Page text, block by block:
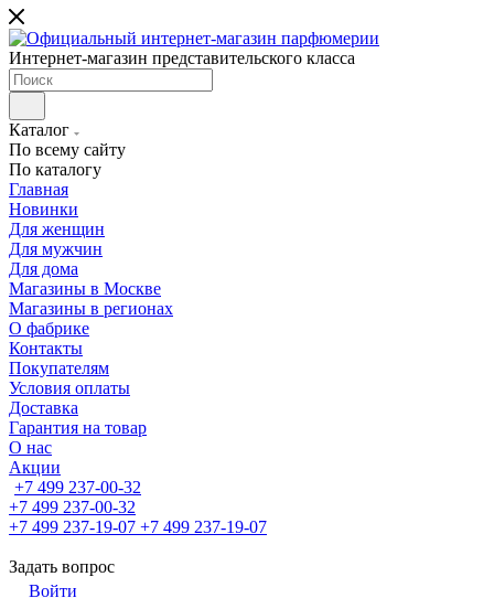
Интернет-магазин представительского класса
Каталог
По всему сайту
По каталогу
Главная
Новинки
Для женщин
Для мужчин
Для дома
Магазины в Москве
Магазины в регионах
О фабрике
Контакты
Покупателям
Условия оплаты
Доставка
Гарантия на товар
О нас
Акции
+7 499 237-00-32
+7 499 237-00-32
+7 499 237-19-07 +7 499 237-19-07
Задать вопрос
Войти